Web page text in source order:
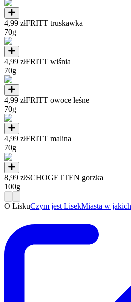
4,99 złFRITT truskawka
70g
4,99 złFRITT wiśnia
70g
4,99 złFRITT owoce leśne
70g
4,99 złFRITT malina
70g
8,99 złSCHOGETTEN gorzka
100g
O LiskuCzym jest LisekMiasta w